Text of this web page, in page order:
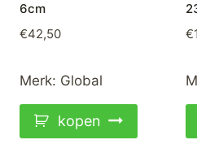
6cm
€42,50
Merk: Global
kopen
€